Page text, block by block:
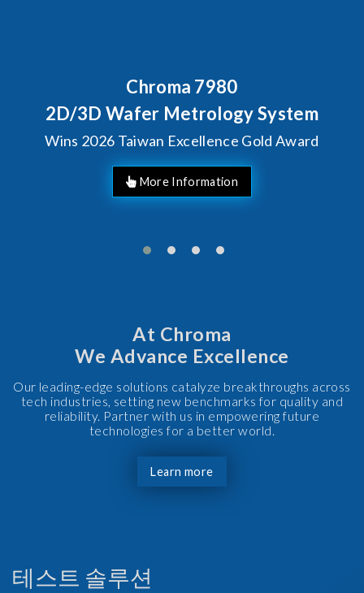
System
Gold Award
Behind Every
Chroma's
Solutions
At Chroma
We Advance Excellence
Our leading-edge solutions catalyze breakthroughs across
tech industries, setting new benchmarks for quality and
reliability. Partner with us in empowering future
technologies for a better world.
Learn more
테스트 솔루션